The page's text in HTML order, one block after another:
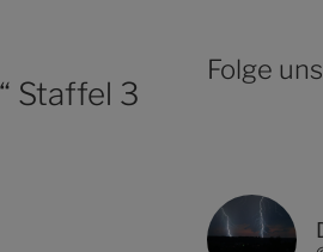
Staffel 3
Folge